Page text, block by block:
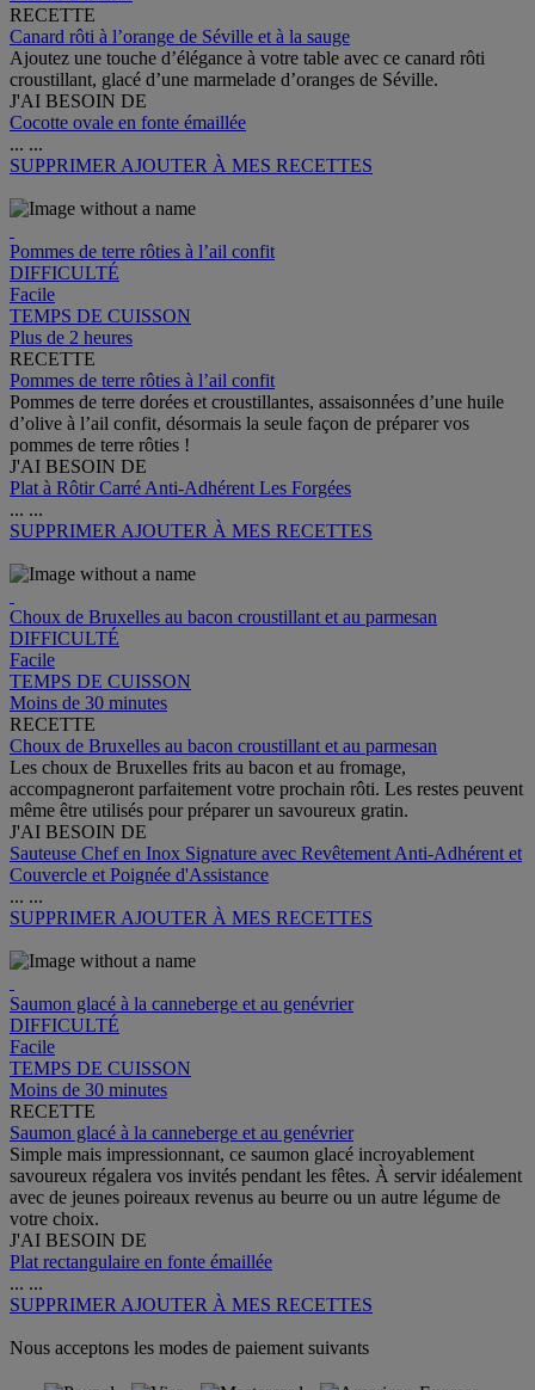
RECETTE
Canard rôti à l’orange de Séville et à la sauge
Ajoutez une touche d’élégance à votre table avec ce canard rôti
croustillant, glacé d’une marmelade d’oranges de Séville.
J'AI BESOIN DE
Cocotte ovale en fonte émaillée
... ...
SUPPRIMER AJOUTER À MES RECETTES
Pommes de terre rôties à l’ail confit
DIFFICULTÉ
Facile
TEMPS DE CUISSON
Plus de 2 heures
RECETTE
Pommes de terre rôties à l’ail confit
Pommes de terre dorées et croustillantes, assaisonnées d’une huile
d’olive à l’ail confit, désormais la seule façon de préparer vos
pommes de terre rôties !
J'AI BESOIN DE
Plat à Rôtir Carré Anti-Adhérent Les Forgées
... ...
SUPPRIMER AJOUTER À MES RECETTES
Choux de Bruxelles au bacon croustillant et au parmesan
DIFFICULTÉ
Facile
TEMPS DE CUISSON
Moins de 30 minutes
RECETTE
Choux de Bruxelles au bacon croustillant et au parmesan
Les choux de Bruxelles frits au bacon et au fromage,
accompagneront parfaitement votre prochain rôti. Les restes peuvent
même être utilisés pour préparer un savoureux gratin.
J'AI BESOIN DE
Sauteuse Chef en Inox Signature avec Revêtement Anti-Adhérent et
Couvercle et Poignée d'Assistance
... ...
SUPPRIMER AJOUTER À MES RECETTES
Saumon glacé à la canneberge et au genévrier
DIFFICULTÉ
Facile
TEMPS DE CUISSON
Moins de 30 minutes
RECETTE
Saumon glacé à la canneberge et au genévrier
Simple mais impressionnant, ce saumon glacé incroyablement
savoureux régalera vos invités pendant les fêtes. À servir idéalement
avec de jeunes poireaux revenus au beurre ou un autre légume de
votre choix.
J'AI BESOIN DE
Plat rectangulaire en fonte émaillée
... ...
SUPPRIMER AJOUTER À MES RECETTES
Nous acceptons les modes de paiement suivants